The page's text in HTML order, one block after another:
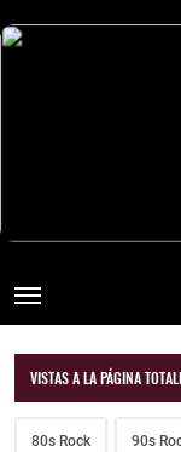
VISTAS A LA PÁGINA
80s Rock 90s